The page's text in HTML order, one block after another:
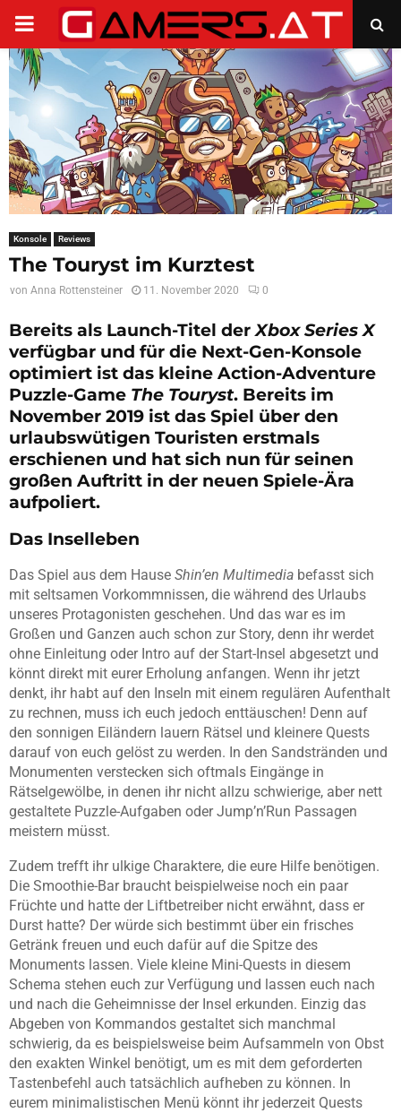
PRIMARY
MENU
Konsole Reviews
The Touryst im Kurztest
von Anna Rottensteiner 11. November 2020 0
Bereits als Launch-Titel derXbox Series X
verfügbar und für die Next-Gen-Konsole
optimiert ist das kleine Action-Adventure
Puzzle-Game The Touryst. Bereits im
November 2019 ist das Spiel über den
urlaubswütigen Touristen erstmals
erschienen und hat sich nun für seinen
großen Auftritt in der neuen Spiele-Ära
aufpoliert.
Das Inselleben
Das Spiel aus dem Hause Shin’en Multimedia befasst sich
mit seltsamen Vorkommnissen, die während des Urlaubs
unseres Protagonisten geschehen. Und das war es im
Großen und Ganzen auch schon zur Story, denn ihr werdet
ohne Einleitung oder Intro auf der Start-Insel abgesetzt und
könnt direkt mit eurer Erholung anfangen. Wenn ihr jetzt
denkt, ihr habt auf den Inseln mit einem regulären Aufenthalt
zu rechnen, muss ich euch jedoch enttäuschen! Denn auf
den sonnigen Eiländern lauern Rätsel und kleinere Quests
darauf von euch gelöst zu werden. In den Sandstränden und
Monumenten verstecken sich oftmals Eingänge in
Rätselgewölbe, in denen ihr nicht allzu schwierige, aber nett
gestaltete Puzzle-Aufgaben oder Jump’n’Run Passagen
meistern müsst.
Zudem trefft ihr ulkige Charaktere, die eure Hilfe benötigen.
Die Smoothie-Bar braucht beispielweise noch ein paar
Früchte und hatte der Liftbetreiber nicht erwähnt, dass er
Durst hatte? Der würde sich bestimmt über ein frisches
Getränk freuen und euch dafür auf die Spitze des
Monuments lassen. Viele kleine Mini-Quests in diesem
Schema stehen euch zur Verfügung und lassen euch nach
und nach die Geheimnisse der Insel erkunden. Einzig das
Abgeben von Kommandos gestaltet sich manchmal
schwierig, da es beispielsweise beim Aufsammeln von Obst
den exakten Winkel benötigt, um es mit dem geforderten
Tastenbefehl auch tatsächlich aufheben zu können. In
eurem minimalistischen Menü könnt ihr jederzeit Quests